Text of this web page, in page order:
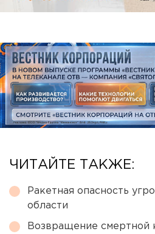
ЧИТАЙТЕ ТАКЖЕ:
Ракетная опасность
области
Возвращение смертной